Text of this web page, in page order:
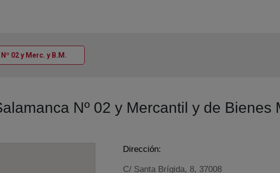
02 y Merc. y B.M.
Nº 02 y Mercantil y de Bienes
Dirección:
C/ Santa Brígida, 8, 37008